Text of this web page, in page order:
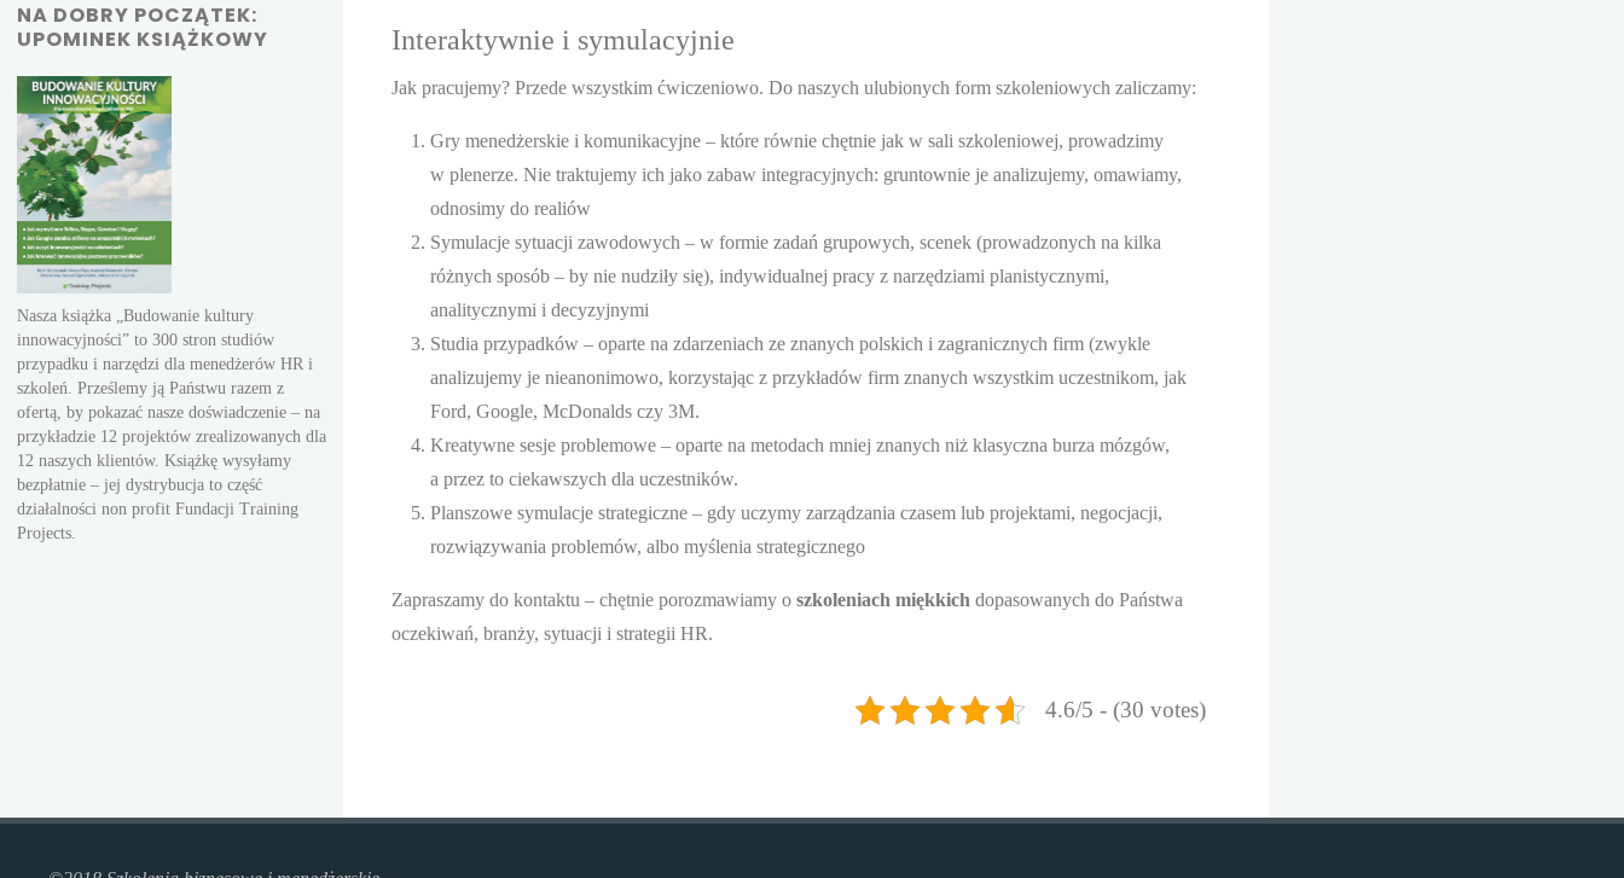
Interaktywnie i symulacyjnie
Jak pracujemy? Przede wszystkim ćwiczeniowo. Do naszych ulubionych form szkoleniowych zaliczamy:
Gry menedżerskie i komunikacyjne – które równie chętnie jak w sali szkoleniowej, prowadzimy
w plenerze. Nie traktujemy ich jako zabaw integracyjnych: gruntownie je analizujemy, omawiamy,
odnosimy do realiów
Symulacje sytuacji zawodowych – w formie zadań grupowych, scenek (prowadzonych na kilka
różnych sposób – by nie nudziły się), indywidualnej pracy z narzędziami planistycznymi,
analitycznymi i decyzyjnymi
Studia przypadków – oparte na zdarzeniach ze znanych polskich i zagranicznych firm (zwykle
analizujemy je nieanonimowo, korzystając z przykładów firm znanych wszystkim uczestnikom, jak
Ford, Google, McDonalds czy 3M.
Kreatywne sesje problemowe – oparte na metodach mniej znanych niż klasyczna burza mózgów,
a przez to ciekawszych dla uczestników.
Planszowe symulacje strategiczne – gdy uczymy zarządzania czasem lub projektami, negocjacji,
rozwiązywania problemów, albo myślenia strategicznego
Zapraszamy do kontaktu – chętnie porozmawiamy o szkoleniach miękkich dopasowanych do Państwa
oczekiwań, branży, sytuacji i strategii HR.
4.6/5 - (30 votes)
NA DOBRY POCZĄTEK:
UPOMINEK KSIĄŻKOWY
Nasza książka „Budowanie kultury
innowacyjności” to 300 stron studiów
przypadku i narzędzi dla menedżerów HR i
szkoleń. Prześlemy ją Państwu razem z
ofertą, by pokazać nasze doświadczenie – na
przykładzie 12 projektów zrealizowanych dla
12 naszych klientów. Książkę wysyłamy
bezpłatnie – jej dystrybucja to część
działalności non profit Fundacji Training
Projects.